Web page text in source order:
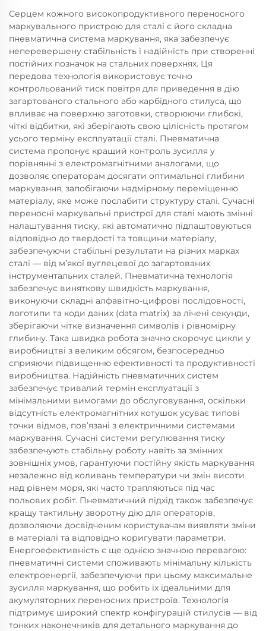
Серцем кожного високопродуктивного переносного
маркувального пристрою для сталі є його складна
пневматична система маркування, яка забезпечує
неперевершену стабільність і надійність при створенні
постійних позначок на стальних поверхнях. Ця
передова технологія використовує точно
контрольований тиск повітря для приведення в дію
загартованого стального або карбідного стилуса, що
впливає на поверхню заготовки, створюючи глибокі,
чіткі відбитки, які зберігають свою цілісність протягом
усього терміну експлуатації сталі. Пневматична
система пропонує кращий контроль зусилля у
порівнянні з електромагнітними аналогами, що
дозволяє операторам досягати оптимальної глибини
маркування, запобігаючи надмірному переміщенню
матеріалу, яке може послабити структуру сталі. Сучасні
переносні маркувальні пристрої для сталі мають змінні
налаштування тиску, які автоматично підлаштовуються
відповідно до твердості та товщини матеріалу,
забезпечуючи стабільні результати на різних марках
сталі — від м’якої вуглецевої до загартованих
інструментальних сталей. Пневматична технологія
забезпечує виняткову швидкість маркування,
виконуючи складні алфавітно-цифрові послідовності,
логотипи та коди даних (data matrix) за лічені секунди,
зберігаючи чітке визначення символів і рівномірну
глибину. Така швидка робота значно скорочує цикли у
виробництві з великим обсягом, безпосередньо
сприяючи підвищенню ефективності та продуктивності
виробництва. Надійність пневматичних систем
забезпечує тривалий термін експлуатації з
мінімальними вимогами до обслуговування, оскільки
відсутність електромагнітних котушок усуває типові
точки відмов, пов’язані з електричними системами
маркування. Сучасні системи регулювання тиску
забезпечують стабільну роботу навіть за змінних
зовнішніх умов, гарантуючи постійну якість маркування
незалежно від коливань температури чи змін висоти
над рівнем моря, які часто трапляються під час
польових робіт. Пневматичний підхід також забезпечує
кращу тактильну зворотну дію для операторів,
дозволяючи досвідченим користувачам виявляти зміни
в матеріалі та відповідно коригувати параметри.
Енергоефективність є ще однією значною перевагою:
пневматичні системи споживають мінімальну кількість
електроенергії, забезпечуючи при цьому максимальне
зусилля маркування, що робить їх ідеальними для
акумуляторних переносних пристроїв. Технологія
підтримує широкий спектр конфігурацій стилусів — від
тонких наконечників для детального маркування до